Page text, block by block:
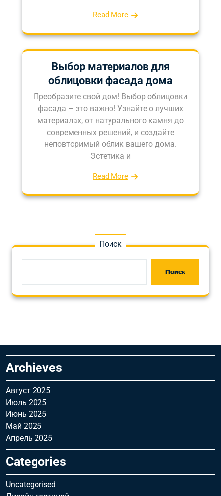
Read More
Выбор материалов для
облицовки фасада дома
Преобразите свой дом! Выбор облицовки
фасада – это важно! Узнайте о лучших
материалах, от натурального камня до
современных решений, и создайте
неповторимый облик вашего дома.
Эстетика и
Read More
Поиск
Поиск
Archieves
Август 2025
Июль 2025
Июнь 2025
Май 2025
Апрель 2025
Categories
Uncategorised